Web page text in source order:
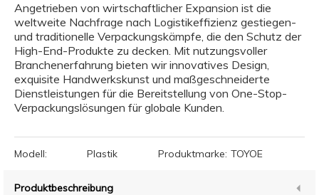
Angetrieben von wirtschaftlicher Expansion ist die
weltweite Nachfrage nach Logistikeffizienz gestiegen-
und traditionelle Verpackungskämpfe, die den Schutz der
High-End-Produkte zu decken. Mit nutzungsvoller
Branchenerfahrung bieten wir innovatives Design,
exquisite Handwerkskunst und maßgeschneiderte
Dienstleistungen für die Bereitstellung von One-Stop-
Verpackungslösungen für globale Kunden.
Modell: Plastik Produktmarke: TOYOE
Produktbeschreibung